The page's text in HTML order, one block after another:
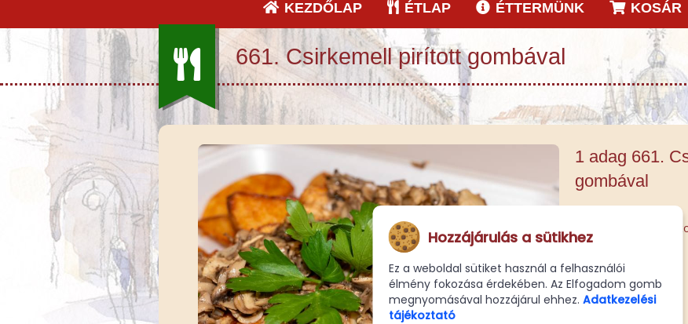
KEZDŐLAP ÉTLAP ÉTTERMÜNK KOSÁR
661. Csirkemell pirított gombával
1 adag 661.
gombával
Natúr csirkemell,
Ár:3520 Ft
Hozzájárulás a sütikhez
Ez a weboldal sütiket használ a felhasználói
élmény fokozása érdekében. Az Elfogadom gomb
megnyomásával hozzájárul ehhez. Adatkezelési
tájékoztató